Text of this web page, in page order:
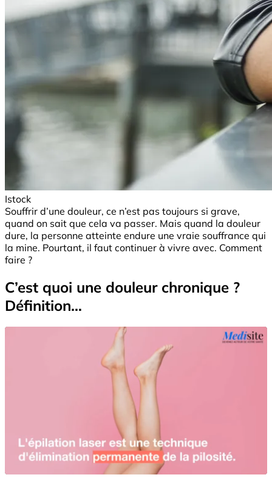
Istock
Souffrir d’une douleur, ce n’est pas toujours si grave,
quand on sait que cela va passer. Mais quand la douleur
dure, la personne atteinte endure une vraie souffrance qui
la mine. Pourtant, il faut continuer à vivre avec. Comment
faire ?
C’est quoi une douleur chronique ?
Définition…